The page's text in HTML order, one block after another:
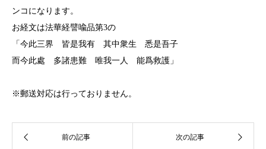
ンコになります。
お経文は法華経譬喩品第3の
「今此三界 皆是我有 其中衆生 悉是吾子
而今此處 多諸患難 唯我一人 能爲救護」
※郵送対応は行っておりません。